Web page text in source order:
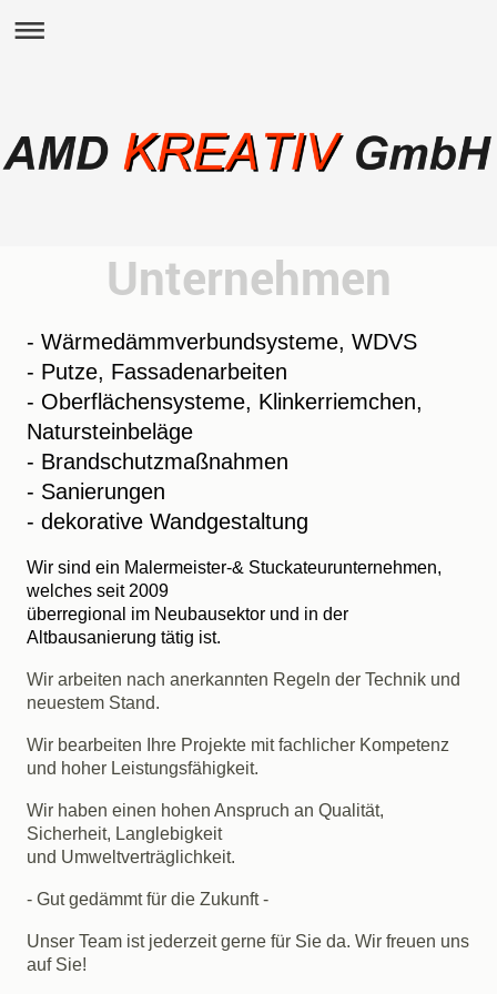
Unternehmen
- Wärmedämmverbundsysteme, WDVS
- Putze, Fassadenarbeiten
- Oberflächensysteme, Klinkerriemchen,
Natursteinbeläge
- Brandschutzmaßnahmen
- Sanierungen
- dekorative Wandgestaltung
Wir sind ein Malermeister-& Stuckateurunternehmen,
welches seit 2009
überregional im Neubausektor und in der
Altbausanierung tätig ist.
Wir arbeiten nach anerkannten Regeln der Technik und
neuestem Stand.
Wir bearbeiten Ihre Projekte mit fachlicher Kompetenz
und hoher Leistungsfähigkeit.
Wir haben einen hohen Anspruch an Qualität,
Sicherheit, Langlebigkeit
und Umweltverträglichkeit.
- Gut gedämmt für die Zukunft -
Unser Team ist jederzeit gerne für Sie da. Wir freuen uns
auf Sie!